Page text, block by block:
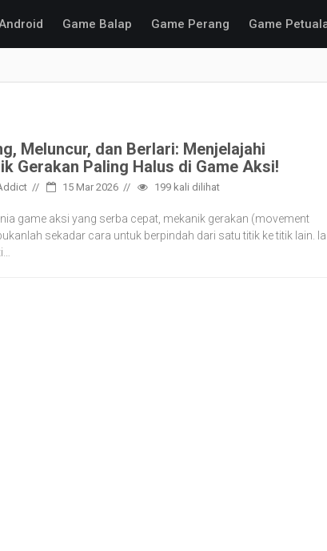
Game Balap Game Perang Game
Meluncur, dan Berlari: Menjelajahi
Gerakan Paling Halus di Game Aksi!
15 Mar 2026 199 kali dilihat
game aksi yang serba cepat, mekanik gerakan (movement
sekadar cara untuk berpindah dari satu titik ke titik lain. Ia